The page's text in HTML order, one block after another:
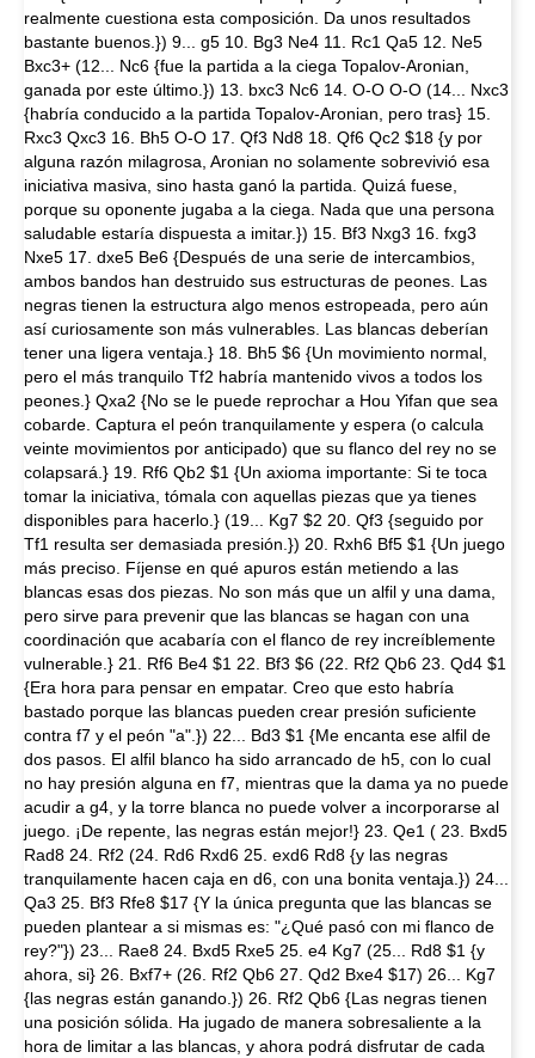
realmente cuestiona esta composición. Da unos resultados
bastante buenos.}) 9... g5 10. Bg3 Ne4 11. Rc1 Qa5 12. Ne5
Bxc3+ (12... Nc6 {fue la partida a la ciega Topalov-Aronian,
ganada por este último.}) 13. bxc3 Nc6 14. O-O O-O (14... Nxc3
{habría conducido a la partida Topalov-Aronian, pero tras} 15.
Rxc3 Qxc3 16. Bh5 O-O 17. Qf3 Nd8 18. Qf6 Qc2 $18 {y por
alguna razón milagrosa, Aronian no solamente sobrevivió esa
iniciativa masiva, sino hasta ganó la partida. Quizá fuese,
porque su oponente jugaba a la ciega. Nada que una persona
saludable estaría dispuesta a imitar.}) 15. Bf3 Nxg3 16. fxg3
Nxe5 17. dxe5 Be6 {Después de una serie de intercambios,
ambos bandos han destruido sus estructuras de peones. Las
negras tienen la estructura algo menos estropeada, pero aún
así curiosamente son más vulnerables. Las blancas deberían
tener una ligera ventaja.} 18. Bh5 $6 {Un movimiento normal,
pero el más tranquilo Tf2 habría mantenido vivos a todos los
peones.} Qxa2 {No se le puede reprochar a Hou Yifan que sea
cobarde. Captura el peón tranquilamente y espera (o calcula
veinte movimientos por anticipado) que su flanco del rey no se
colapsará.} 19. Rf6 Qb2 $1 {Un axioma importante: Si te toca
tomar la iniciativa, tómala con aquellas piezas que ya tienes
disponibles para hacerlo.} (19... Kg7 $2 20. Qf3 {seguido por
Tf1 resulta ser demasiada presión.}) 20. Rxh6 Bf5 $1 {Un juego
más preciso. Fíjense en qué apuros están metiendo a las
blancas esas dos piezas. No son más que un alfil y una dama,
pero sirve para prevenir que las blancas se hagan con una
coordinación que acabaría con el flanco de rey increíblemente
vulnerable.} 21. Rf6 Be4 $1 22. Bf3 $6 (22. Rf2 Qb6 23. Qd4 $1
{Era hora para pensar en empatar. Creo que esto habría
bastado porque las blancas pueden crear presión suficiente
contra f7 y el peón "a".}) 22... Bd3 $1 {Me encanta ese alfil de
dos pasos. El alfil blanco ha sido arrancado de h5, con lo cual
no hay presión alguna en f7, mientras que la dama ya no puede
acudir a g4, y la torre blanca no puede volver a incorporarse al
juego. ¡De repente, las negras están mejor!} 23. Qe1 ( 23. Bxd5
Rad8 24. Rf2 (24. Rd6 Rxd6 25. exd6 Rd8 {y las negras
tranquilamente hacen caja en d6, con una bonita ventaja.}) 24...
Qa3 25. Bf3 Rfe8 $17 {Y la única pregunta que las blancas se
pueden plantear a si mismas es: "¿Qué pasó con mi flanco de
rey?"}) 23... Rae8 24. Bxd5 Rxe5 25. e4 Kg7 (25... Rd8 $1 {y
ahora, si} 26. Bxf7+ (26. Rf2 Qb6 27. Qd2 Bxe4 $17) 26... Kg7
{las negras están ganando.}) 26. Rf2 Qb6 {Las negras tienen
una posición sólida. Ha jugado de manera sobresaliente a la
hora de limitar a las blancas, y ahora podrá disfrutar de cada